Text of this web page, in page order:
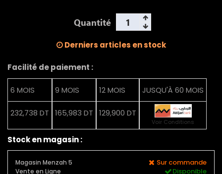
Quantité
Derniers articles en stock
Facilité de paiement :
6 MOIS
232,738 DT
9 MOIS
165,983 DT
12 MOIS
129,900 DT
JUSQU'À 60 MOIS
Voir Conditions
Stock en magasin :
Magasin Menzah 5 Sur commande
Vente en Ligne Disponible